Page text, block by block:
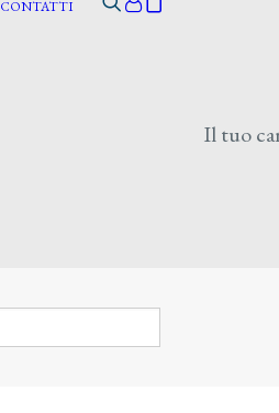
CONTATTI
Il tuo